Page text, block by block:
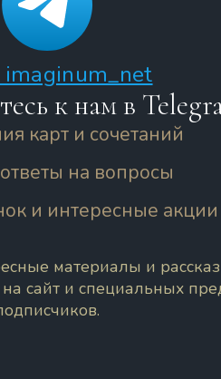
к нам в
карт и сочетаний
на вопросы
и интересные акции
материалы и
сайт и специальных